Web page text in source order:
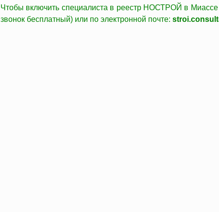
Чтобы включить специалиста в реестр НОСТРОЙ в
звонок бесплатный) или по электронной почте: